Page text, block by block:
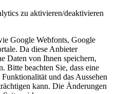
zu aktivieren/deaktivieren
Google Webfonts, Google
Da diese Anbieter
Daten von Ihnen speichern,
Bitte beachten Sie, dass eine
und das Aussehen
kann. Die Änderungen